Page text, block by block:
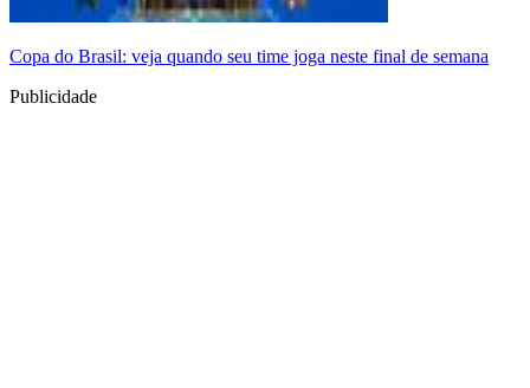
Copa do Brasil: veja quando seu time joga neste final de semana
Publicidade